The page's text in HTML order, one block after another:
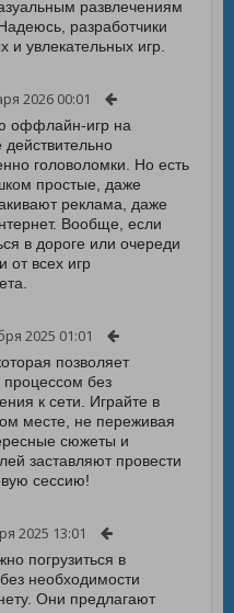
развлечениям
разработчики
и увлекательных игр.
2026 00:01
оффлайн-игр на
головоломки. Но есть
простые, даже
реклама, даже
Вообще, если
в дороге или очереди
от всех игр
2025 01:01
позволяет
процессом без
к сети. Играйте в
месте, не переживая
сюжеты и
заставляют провести
сессию!
2025 13:01
погрузиться в
необходимости
Они предлагают